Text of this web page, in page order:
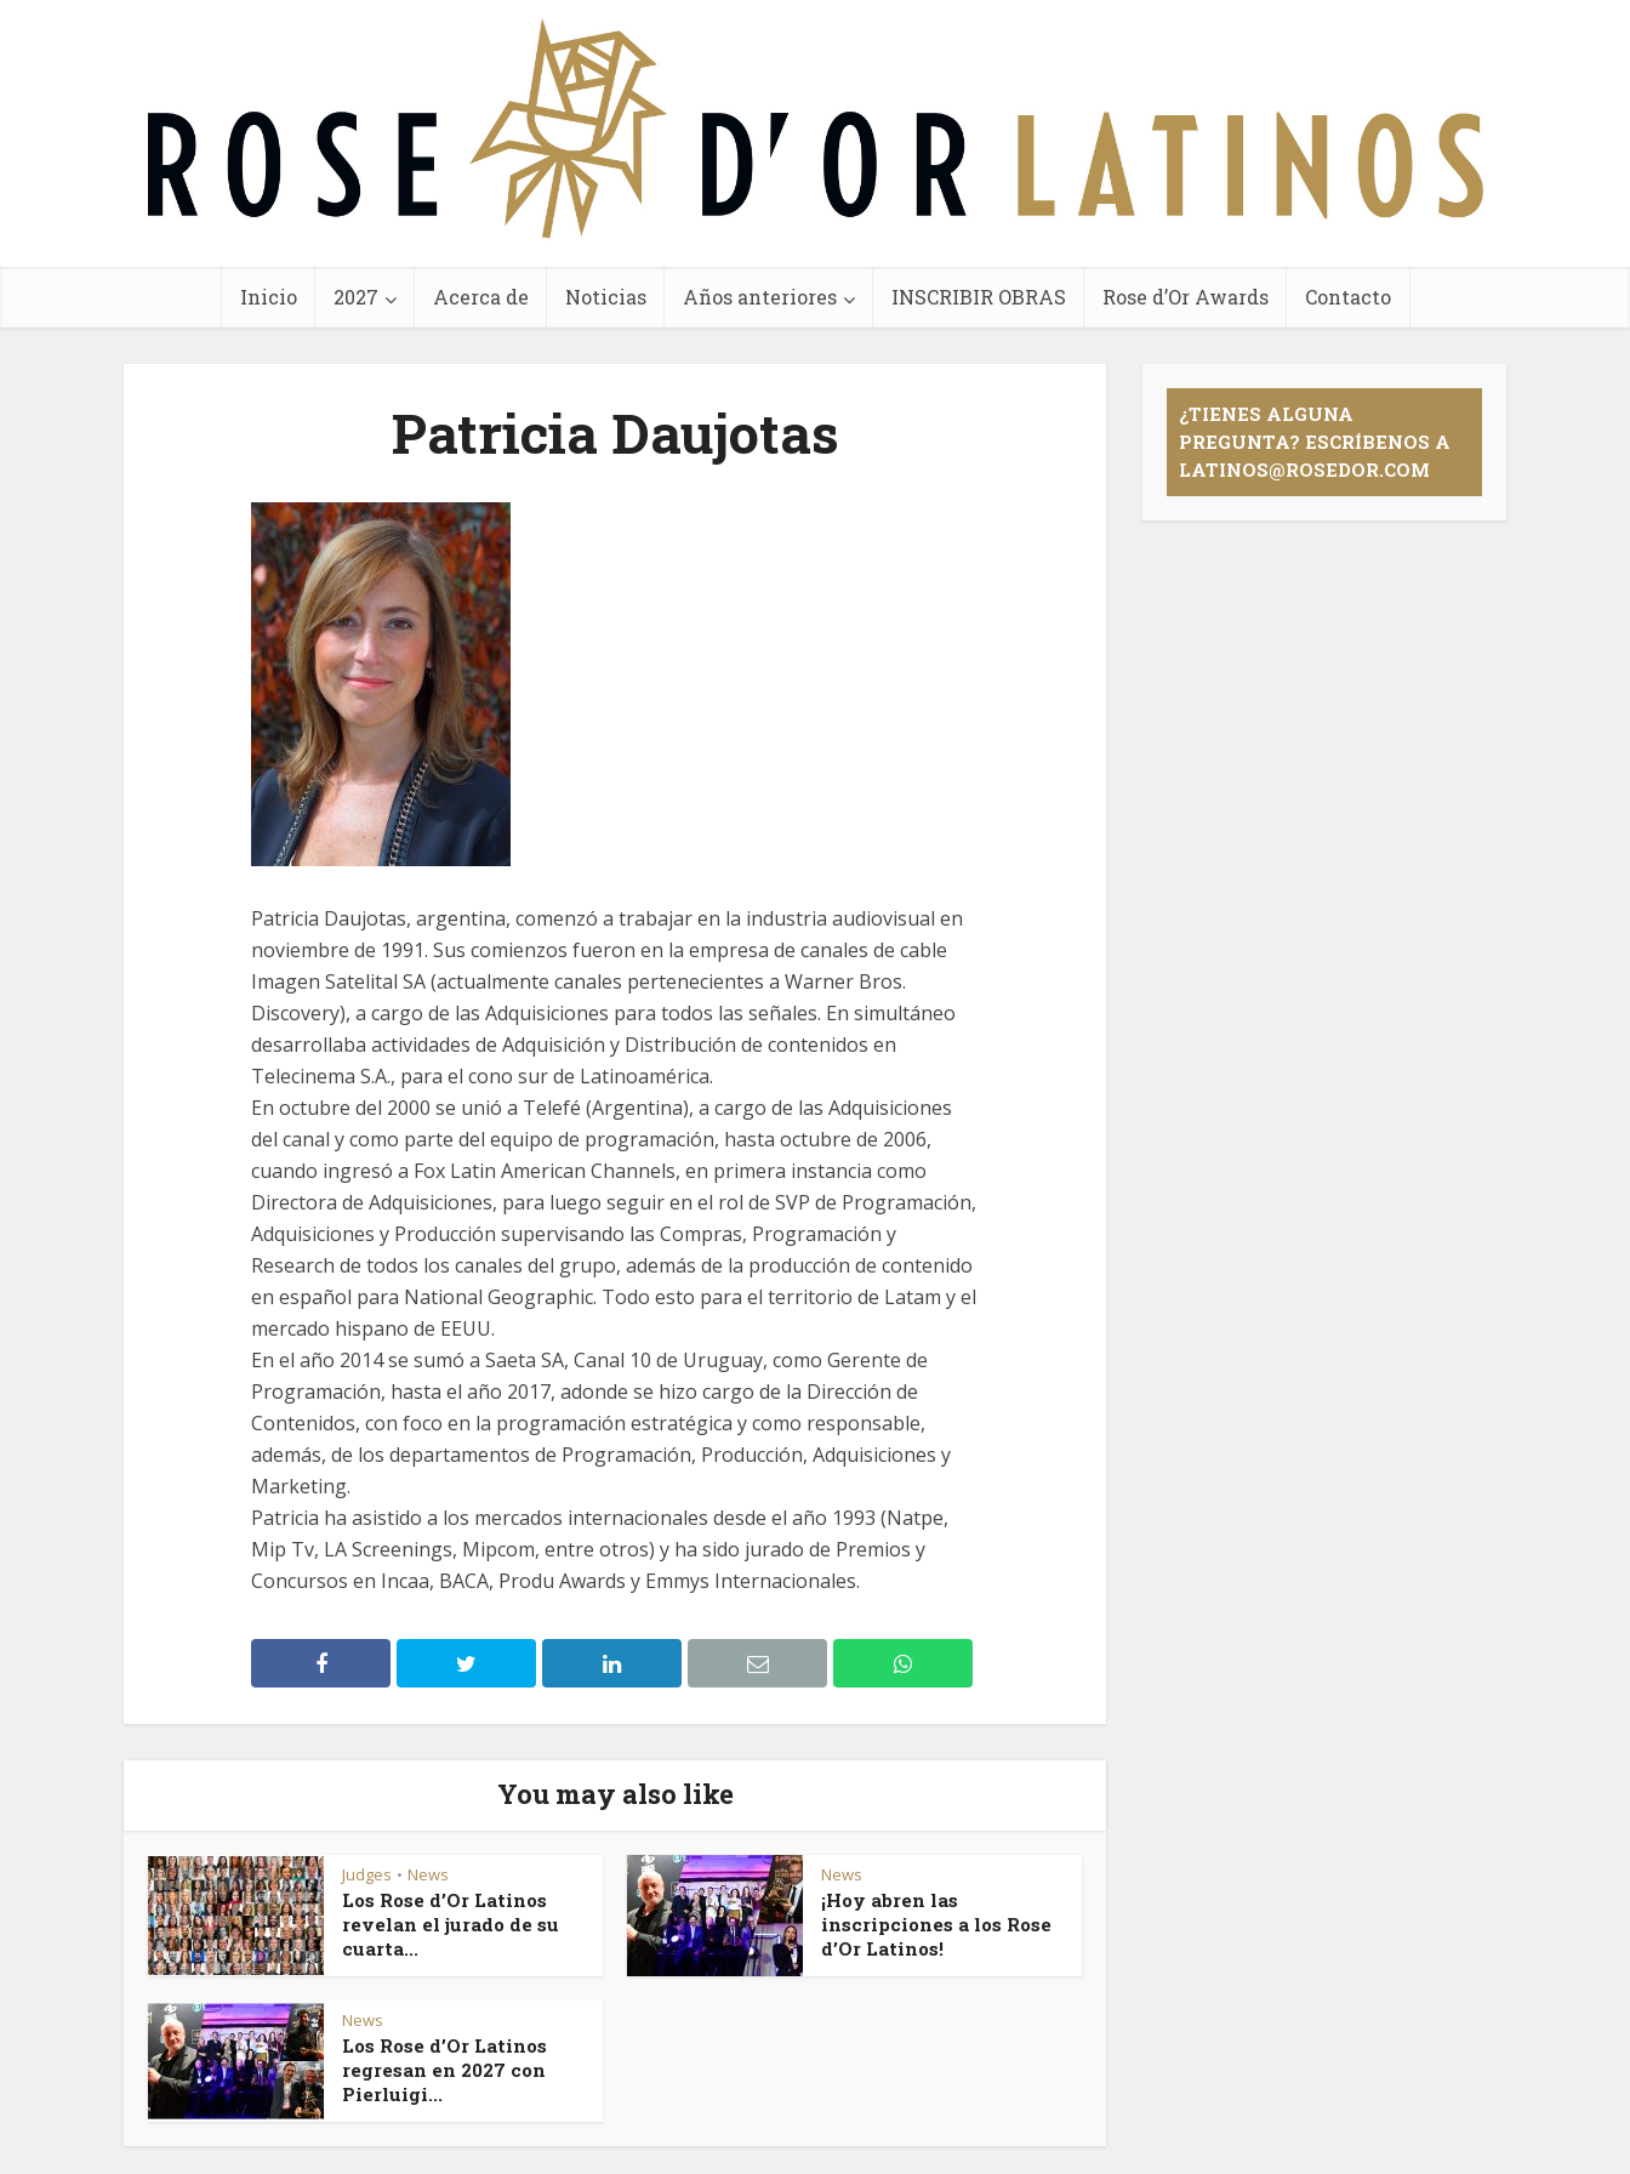
Inicio 2027 Acerca de Noticias Años anteriores INSCRIBIR OBRAS Rose d’Or Awards Contacto
Patricia Daujotas
Patricia Daujotas, argentina, comenzó a trabajar en la industria audiovisual en
noviembre de 1991. Sus comienzos fueron en la empresa de canales de cable
Imagen Satelital SA (actualmente canales pertenecientes a Warner Bros.
Discovery), a cargo de las Adquisiciones para todos las señales. En simultáneo
desarrollaba actividades de Adquisición y Distribución de contenidos en
Telecinema S.A., para el cono sur de Latinoamérica.
En octubre del 2000 se unió a Telefé (Argentina), a cargo de las Adquisiciones
del canal y como parte del equipo de programación, hasta octubre de 2006,
cuando ingresó a Fox Latin American Channels, en primera instancia como
Directora de Adquisiciones, para luego seguir en el rol de SVP de Programación,
Adquisiciones y Producción supervisando las Compras, Programación y
Research de todos los canales del grupo, además de la producción de contenido
en español para National Geographic. Todo esto para el territorio de Latam y el
mercado hispano de EEUU.
En el año 2014 se sumó a Saeta SA, Canal 10 de Uruguay, como Gerente de
Programación, hasta el año 2017, adonde se hizo cargo de la Dirección de
Contenidos, con foco en la programación estratégica y como responsable,
además, de los departamentos de Programación, Producción, Adquisiciones y
Marketing.
Patricia ha asistido a los mercados internacionales desde el año 1993 (Natpe,
Mip Tv, LA Screenings, Mipcom, entre otros) y ha sido jurado de Premios y
Concursos en Incaa, BACA, Produ Awards y Emmys Internacionales.
You may also like
Judges • News
Los Rose d’Or Latinos
revelan el jurado de su
cuarta...
News
¡Hoy abren las
inscripciones a los Rose
d’Or Latinos!
News
Los Rose d’Or Latinos
regresan en 2027 con
Pierluigi...
¿TIENES ALGUNA
PREGUNTA? ESCRÍBENOS A
LATINOS@ROSEDOR.COM